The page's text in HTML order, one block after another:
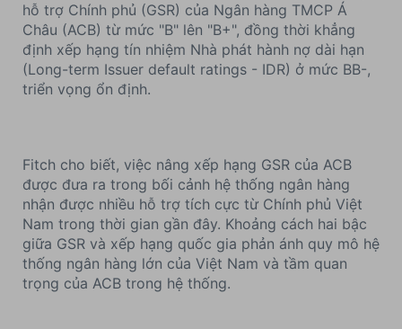
hỗ trợ Chính phủ (GSR) của Ngân hàng TMCP Á
Châu (ACB) từ mức "B" lên "B+", đồng thời khẳng
định xếp hạng tín nhiệm Nhà phát hành nợ dài hạn
(Long-term Issuer default ratings - IDR) ở mức BB-,
triển vọng ổn định.
Fitch cho biết, việc nâng xếp hạng GSR của ACB
được đưa ra trong bối cảnh hệ thống ngân hàng
nhận được nhiều hỗ trợ tích cực từ Chính phủ Việt
Nam trong thời gian gần đây. Khoảng cách hai bậc
giữa GSR và xếp hạng quốc gia phản ánh quy mô hệ
thống ngân hàng lớn của Việt Nam và tầm quan
trọng của ACB trong hệ thống.